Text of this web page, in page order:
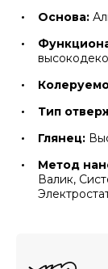
Основа:
Тип
Глянец:
Метод
Валик,